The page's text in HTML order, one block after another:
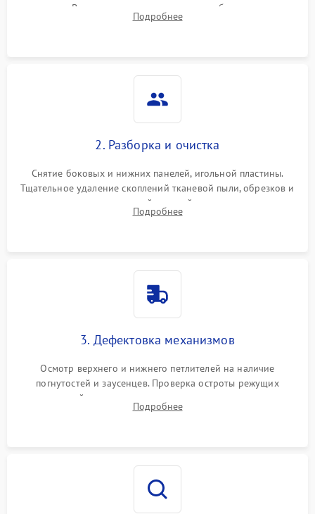
педали. Выявление пропусков стежков, обрывов нити,
заклинивания или тупого среза ткани на тестовом образце.
Подробнее
2. Разборка и очистка
Снятие боковых и нижних панелей, игольной пластины.
Тщательное удаление скоплений тканевой пыли, обрезков и
очесов из зоны петлителей и ножей с помощью жестких
кистей, пинцета и потока сжатого воздуха.
Подробнее
3. Дефектовка механизмов
Осмотр верхнего и нижнего петлителей на наличие
погнутостей и заусенцев. Проверка остроты режущих
кромок ножей, состояния приводного ремня, электромотора
и механизма дифференциальной подачи ткани.
Подробнее